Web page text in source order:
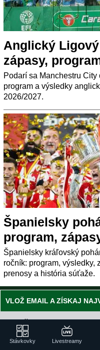
Anglický Ligový
zápasy,
Podarí sa Manchestru
program a výsledky
2026/2027.
Španielsky
program,
Španielsky kráľovský
ročník: program, výsledky,
prenosy a história súťaže.
VLOŽ EMAIL A ZÍSKAJ
Pošleme ti prehľad
- do minúty je tvoj!
Stávkovky Livestreamy